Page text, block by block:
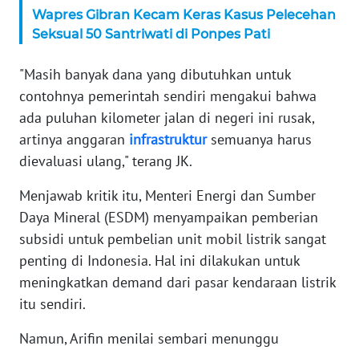
Wapres Gibran Kecam Keras Kasus Pelecehan
Seksual 50 Santriwati di Ponpes Pati
"Masih banyak dana yang dibutuhkan untuk
contohnya pemerintah sendiri mengakui bahwa
ada puluhan kilometer jalan di negeri ini rusak,
artinya anggaran infrastruktursemuanya harus
dievaluasi ulang," terang JK.
Menjawab kritik itu, Menteri Energi dan Sumber
Daya Mineral (ESDM) menyampaikan pemberian
subsidi untuk pembelian unit mobil listrik sangat
penting di Indonesia. Hal ini dilakukan untuk
meningkatkan demand dari pasar kendaraan listrik
itu sendiri.
Namun, Arifin menilai sembari menunggu
RIAU
SERAMBI
WN
JAMBI
SULTRA
WN
NTB
WN